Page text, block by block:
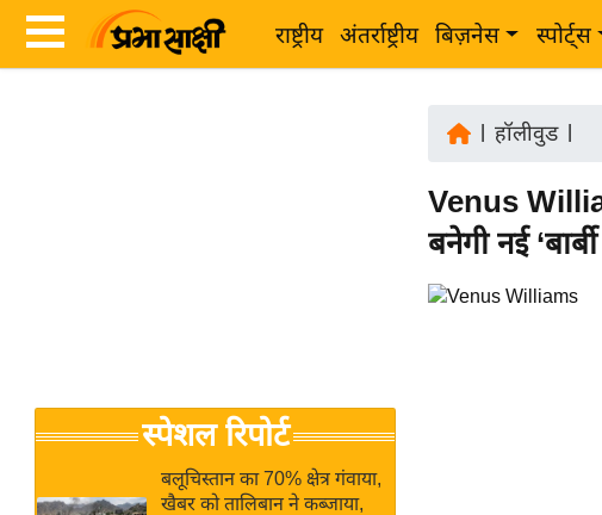
राष्ट्रीय अंतर्राष्ट्रीय बिज़नेस स्पोर्ट्स
Breaking
News in
जगत
राय
स्पेशल रिपोर्ट
बलूचिस्तान का 70% क्षेत्र गंवाया,
खैबर को तालिबान ने कब्जाया,
हॉलीवुड|
Venus
बनेगी नई